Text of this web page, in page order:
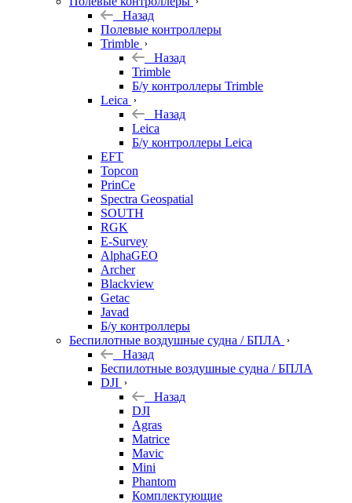
Назад
Полевые контроллеры
Trimble
Назад
Trimble
Б/у контроллеры Trimble
Leica
Назад
Leica
Б/у контроллеры Leica
EFT
Topcon
PrinCe
Spectra Geospatial
SOUTH
RGK
E-Survey
AlphaGEO
Archer
Blackview
Getac
Javad
Б/у контроллеры
Беспилотные воздушные судна / БПЛА
Назад
Беспилотные воздушные судна / БПЛА
DJI
Назад
DJI
Agras
Matrice
Mavic
Mini
Phantom
Комплектующие